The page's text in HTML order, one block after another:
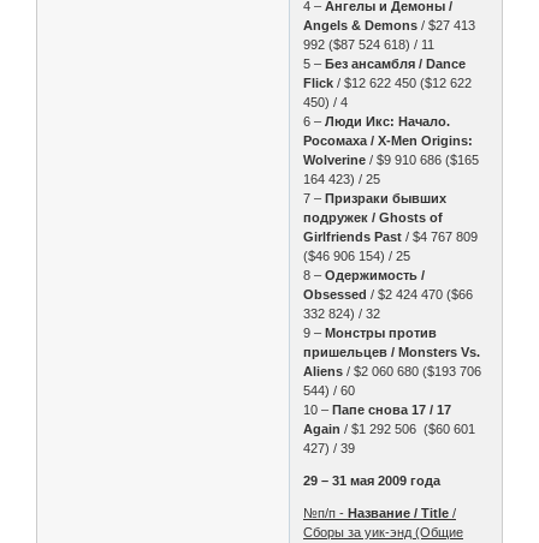
4 –Ангелы и Демоны /
Angels & Demons / $27 413
992 ($87 524 618) / 11
5 – Без ансамбля / Dance
Flick / $12 622 450 ($12 622
450) / 4
6 –Люди Икс: Начало.
Росомаха / X-Men Origins:
Wolverine / $9 910 686 ($165
164 423) / 25
7 – Призраки бывших
подружек / Ghosts of
Girlfriends Past / $4 767 809
($46 906 154) / 25
8 –Одержимость /
Obsessed / $2 424 470 ($66
332 824) / 32
9 – Монстры против
пришельцев / Monsters Vs.
Aliens / $2 060 680 ($193 706
544) / 60
10 – Папе снова 17 / 17
Again / $1 292 506 ($60 601
427) / 39
29 – 31 мая 2009 года
№п/п - Название / Title /
Сборы за уик-энд (Общие